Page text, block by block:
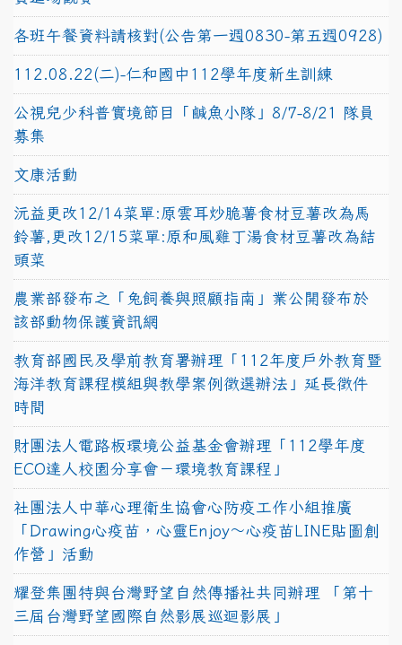
各班午餐資料請核對(公告第一週0830-第五週0928)
112.08.22(二)-仁和國中112學年度新生訓練
公視兒少科普實境節目「鹹魚小隊」8/7-8/21 隊員
募集
文康活動
沅益更改12/14菜單:原雲耳炒脆薯食材豆薯改為馬
鈴薯,更改12/15菜單:原和風雞丁湯食材豆薯改為結
頭菜
農業部發布之「兔飼養與照顧指南」業公開發布於
該部動物保護資訊網
教育部國民及學前教育署辦理「112年度戶外教育暨
海洋教育課程模組與教學案例徵選辦法」延長徵件
時間
財團法人電路板環境公益基金會辦理「112學年度
ECO達人校園分享會－環境教育課程」
社團法人中華心理衛生協會心防疫工作小組推廣
「Drawing心疫苗，心靈Enjoy〜心疫苗LINE貼圖創
作營」活動
耀登集團特與台灣野望自然傳播社共同辦理 「第十
三屆台灣野望國際自然影展巡迴影展」